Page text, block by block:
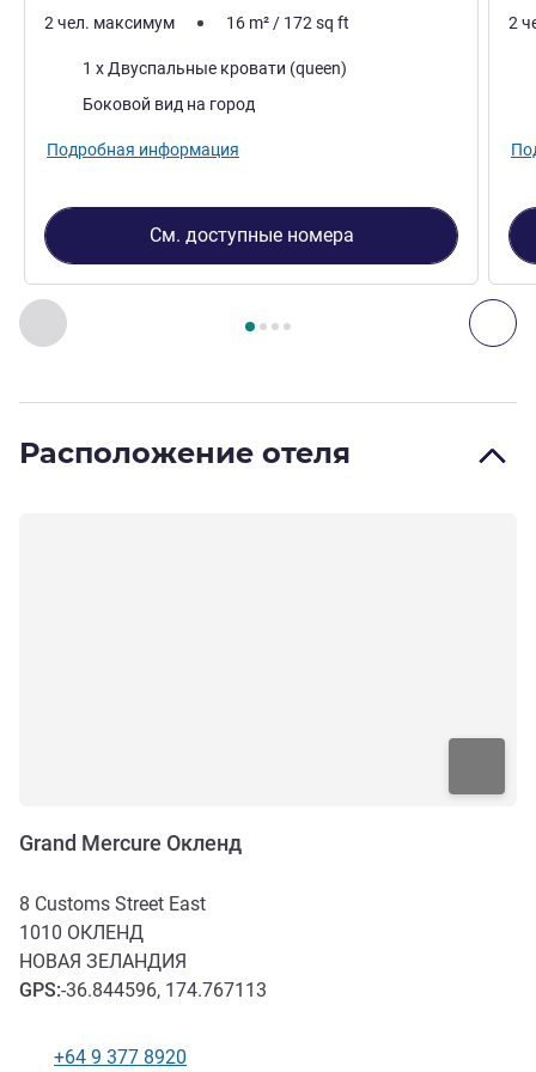
Назад - Номер
Страница , Номер 1 : Номер Standard с
2 чел. максимум 16 m²/ 172sq ft
Постель1 x Двуспальные кровати (queen)
Виды:Боковой вид на город
Подробная информация
См. доступные номера
2
Расположение отеля
Grand Mercure Окленд
8 Customs Street East
1010 ОКЛЕНД
НОВАЯ ЗЕЛАНДИЯ
GPS:-36.844596, 174.767113
+64 9 377 8920